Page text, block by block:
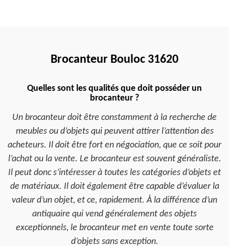
Brocanteur Bouloc 31620
Quelles sont les qualités que doit posséder un
brocanteur ?
Un brocanteur doit être constamment à la recherche de
meubles ou d’objets qui peuvent attirer l’attention des
acheteurs. Il doit être fort en négociation, que ce soit pour
l’achat ou la vente. Le brocanteur est souvent généraliste.
Il peut donc s’intéresser à toutes les catégories d’objets et
de matériaux. Il doit également être capable d’évaluer la
valeur d’un objet, et ce, rapidement. À la différence d’un
antiquaire qui vend généralement des objets
exceptionnels, le brocanteur met en vente toute sorte
d’objets sans exception.